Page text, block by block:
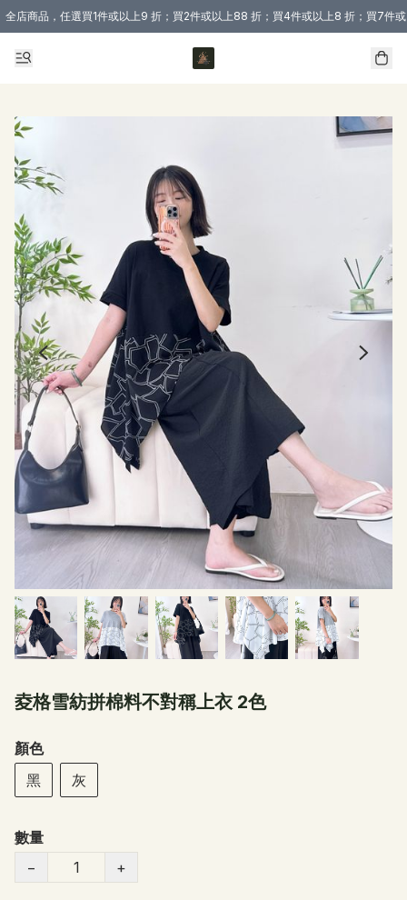
全店商品，任選買1件或以上9 折；買2件或以上88 折；買4件或以上8 折；買7件
購買 3 件商品或以上即享免運費優惠！（適用於 本地送貨、本地取貨 )
夌格雪紡拼棉料不對稱上衣 2色
顏色
黑
灰
數量
−
+